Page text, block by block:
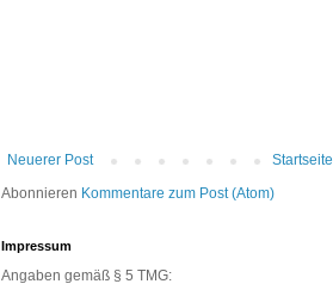
Neuerer Post
Startseite
Abonnieren Kommentare zum Post (Atom)
Impressum
Angaben gemäß § 5 TMG: